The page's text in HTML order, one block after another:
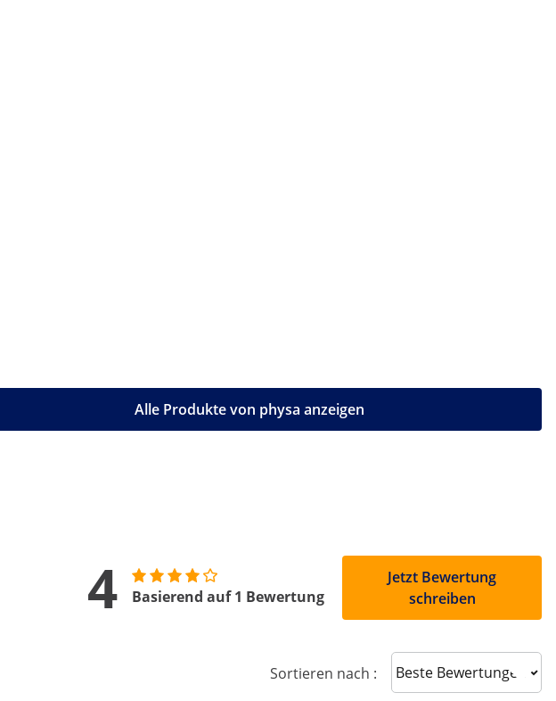
Alle Produkte von physa anzeigen
4 Basierend auf 1 Bewertung
Jetzt Bewertung
schreiben
Sortieren nach : Sort reviews